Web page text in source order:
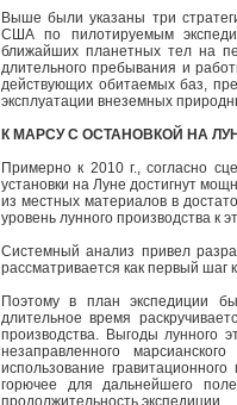
Выше были указаны три
США по пилотируемым
ближайших планетных тел на
длительного пребывания и
действующих обитаемых баз,
эксплуатации внеземных
К МАРСУ С ОСТАНОВКОЙ НА
Примерно к 2010 г., согласно
установки на Луне достигнут
из местных материалов в
уровень лунного производства к
Системный анализ привел
рассматривается как первый шаг
Поэтому в план экспедиции
длительное время
производства. Выгоды лунного
незаправленного
использование
горючее для дальнейшего
продолжительность экспедиции.